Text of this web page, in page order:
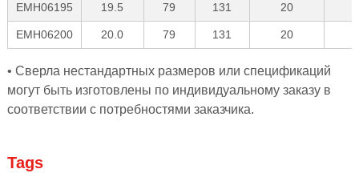
EMH06195 19.5 79 131 20
EMH06200 20.0 79 131 20
• Сверла нестандартных размеров или спецификаций
могут быть изготовлены по индивидуальному заказу в
соответствии с потребностями заказчика.
Tags